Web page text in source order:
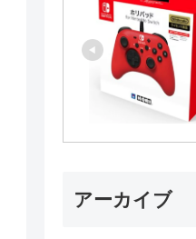
アーカイブ